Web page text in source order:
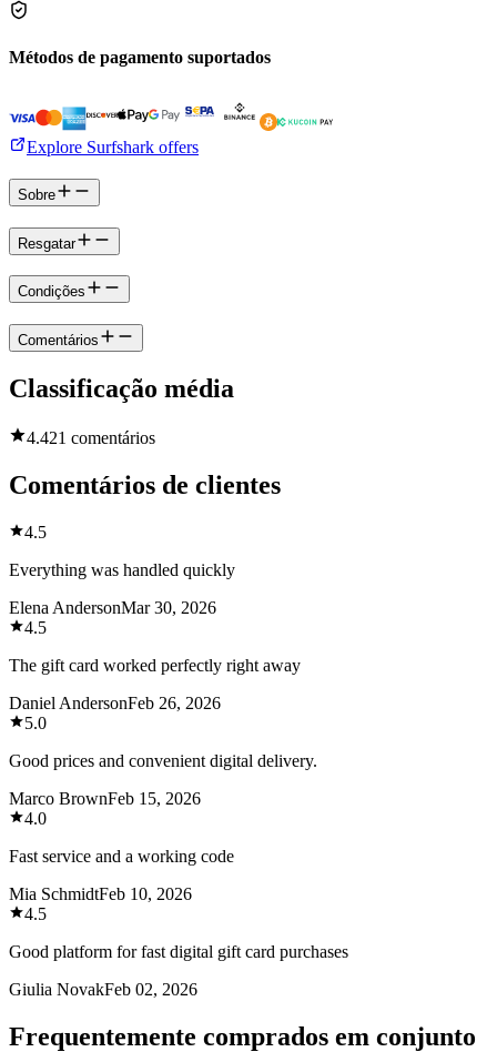
Métodos de pagamento suportados
Explore Surfshark offers
Sobre
Resgatar
Condições
Comentários
Classificação média
4.421 comentários
Comentários de clientes
4.5
Everything was handled quickly
Elena AndersonMar 30, 2026
4.5
The gift card worked perfectly right away
Daniel AndersonFeb 26, 2026
5.0
Good prices and convenient digital delivery.
Marco BrownFeb 15, 2026
4.0
Fast service and a working code
Mia SchmidtFeb 10, 2026
4.5
Good platform for fast digital gift card purchases
Giulia NovakFeb 02, 2026
Frequentemente comprados em conjunto